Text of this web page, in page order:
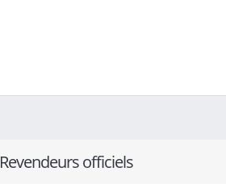
Revendeurs officiels